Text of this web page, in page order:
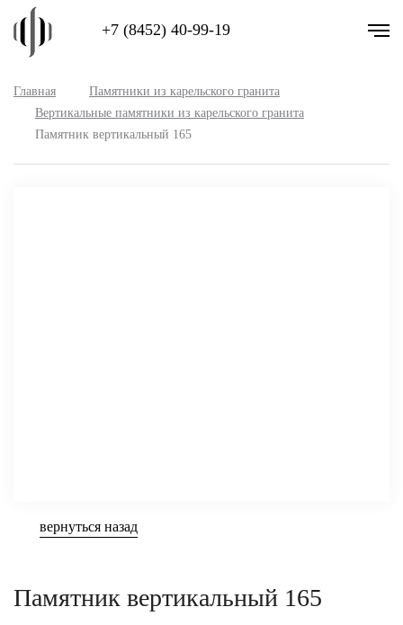
+7 (8452) 40-99-19
Главная
Памятники из карельского гранита
Вертикальные памятники из карельского гранита
Памятник вертикальный 165
вернуться назад
Памятник вертикальный 165